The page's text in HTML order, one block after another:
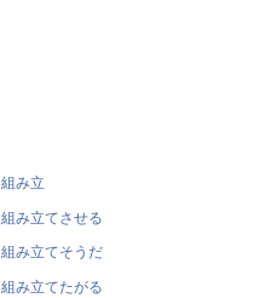
組み立
組み立てさせる
組み立てそうだ
組み立てたがる